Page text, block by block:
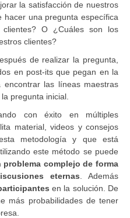
la satisfacción de nuestros
hacer una pregunta específica
O ¿Cuáles son los
clientes?
de realizar la pregunta,
en post-its que pegan en la
las líneas maestras
pregunta inicial.
con éxito en múltiples
material, videos y consejos
metodología y que está
este método se puede
complejo de forma
eternas . Además
en la solución. De
más probabilidades de tener